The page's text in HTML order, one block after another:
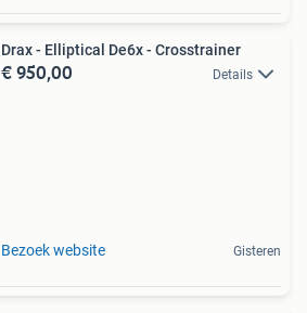
Drax - Elliptical De6x - Crosstrainer
€ 950,00 Details
Bezoek website Gisteren